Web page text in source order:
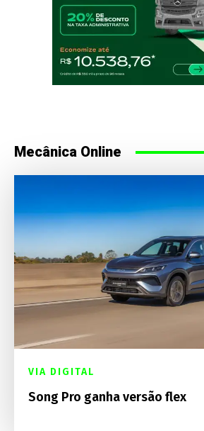
Mecânica Online
VIA DIGITAL
Song Pro ganha versão flex